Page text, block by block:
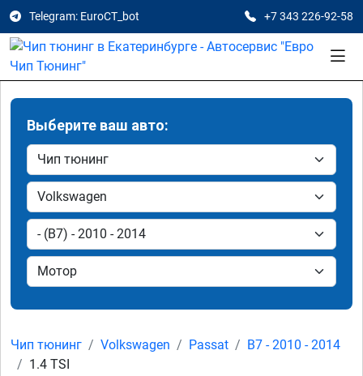
Telegram: EuroCT_bot +7 343 226-92-58
Выберите ваш авто:
Чип тюнинг Volkswagen Passat
B7 - 2010 - 2014
1.4 TSI